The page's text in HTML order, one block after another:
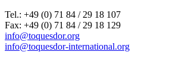
Tel.: +49 (0) 71 84 / 29 18 107
Fax: +49 (0) 71 84 / 29 18 129
info@toquesdor.org
info@toquesdor-international.org